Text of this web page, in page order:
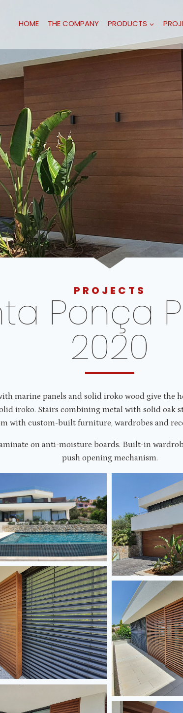
HOME THE COMPANY PRODUCTS
PROJECTS
Ponça
2020
marine panels and solid iroko wood give the
iroko. Stairs combining metal with solid oak
with custom-built furniture, wardrobes and
on anti-moisture boards. Built-in
push opening mechanism.